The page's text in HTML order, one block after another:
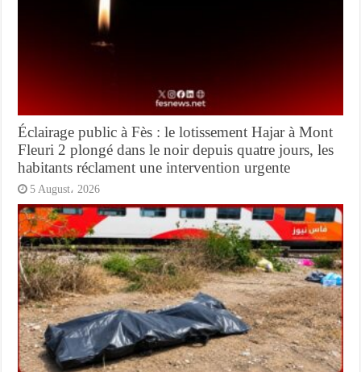
Éclairage public à Fès : le lotissement Hajar à Mont
Fleuri 2 plongé dans le noir depuis quatre jours, les
habitants réclament une intervention urgente
5 August، 2026